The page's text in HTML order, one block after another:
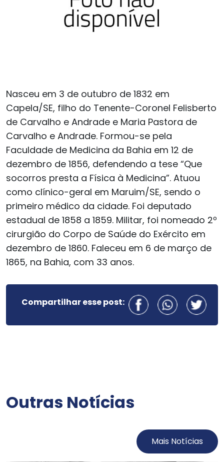
Nasceu em 3 de outubro de 1832 em
Capela/SE, filho do Tenente-Coronel Felisberto
de Carvalho e Andrade e Maria Pastora de
Carvalho e Andrade. Formou-se pela
Faculdade de Medicina da Bahia em 12 de
dezembro de 1856, defendendo a tese “Que
socorros presta a Física à Medicina”. Atuou
como clínico-geral em Maruim/SE, sendo o
primeiro médico da cidade. Foi deputado
estadual de 1858 a 1859. Militar, foi nomeado 2º
cirurgião do Corpo de Saúde do Exército em
dezembro de 1860. Faleceu em 6 de março de
1865, na Bahia, com 33 anos.
Compartilhar esse post:
Outras Notícias
Mais Notícias